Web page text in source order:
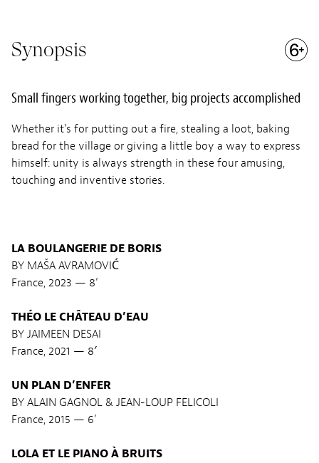
Synopsis
Small fingers working together, big projects accomplished
Whether it’s for putting out a fire, stealing a loot, baking
bread for the village or giving a little boy a way to express
himself: unity is always strength in these four amusing,
touching and inventive stories.
LA BOULANGERIE DE BORIS
BY MAŠA AVRAMOVIĆ
France, 2023 — 8’
THÉO LE CHÂTEAU D’EAU
BY JAIMEEN DESAI
France, 2021 — 8′
UN PLAN D’ENFER
BY ALAIN GAGNOL & JEAN-LOUP FELICOLI
France, 2015 — 6’
LOLA ET LE PIANO À BRUITS